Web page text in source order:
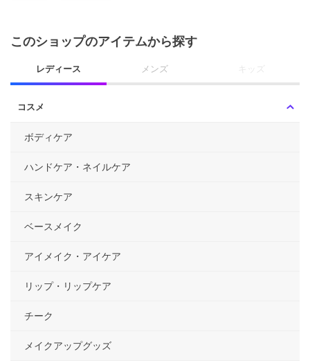
このショップのアイテムから探す
レディース メンズ キッズ
コスメ
ボディケア
ハンドケア・ネイルケア
スキンケア
ベースメイク
アイメイク・アイケア
リップ・リップケア
チーク
メイクアップグッズ